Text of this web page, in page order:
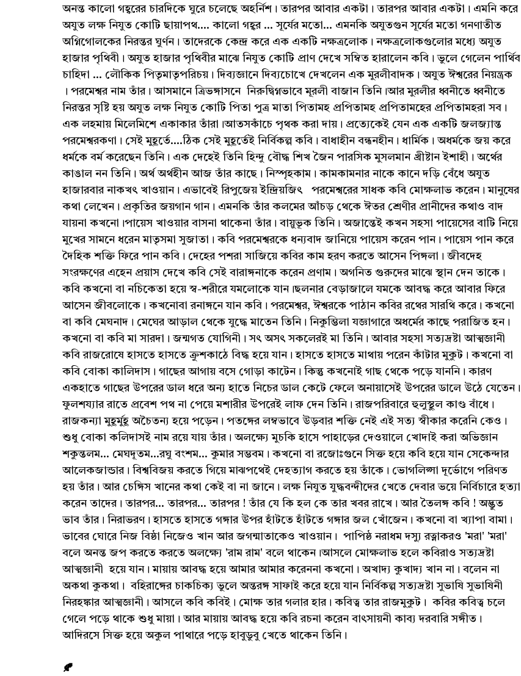
অনন্ত কালো গহ্বরের চারদিকে ঘুরে চলেছে অহর্নিশ। তারপর আবার একটা। তারপর আবার একটা। এমনি করে
অযুত লক্ষ নিযুত কোটি ছায়াপথ.... কালো গহ্বর ... সূর্যের মতো... এমনকি অযুতগুন সূর্যের মতো গনণাতীত
অগ্নিগোলকের নিরন্তর ঘুর্ণন। তাদেরকে কেন্দ্র করে এক একটি নক্ষত্রলোক। নক্ষত্রলোকগুলোর মধ্যে অযুত
হাজার পৃথিবী। অযুত হাজার পৃথিবীর মাঝে নিযুত কোটি প্রাণ দেখে সম্বিত হারালেন কবি। ভুলে গেলেন পার্থিব
চাহিদা ... লৌকিক পিতৃমাতৃপরিচয়। দিব্যজ্ঞানে দিব্যচোখে দেখলেন এক মুরলীবাদক। অযুত ঈশ্বরের নিয়ন্ত্রক
। পরমেশ্বর নাম তাঁর। আসমানে ত্রিভঙ্গাসনে নিরুদ্বিগ্নভাবে মূরলী বাজান তিনি।আর মুরলীর ধ্বনীতে ধ্বনীতে
নিরন্তর সৃষ্টি হয় অযুত লক্ষ নিযুত কোটি পিতা পুত্র মাতা পিতামহ প্রপিতামহ প্রপিতামহের প্রপিতামহরা সব।
এক লহমায় মিলেমিশে একাকার তাঁরা।আতসকাঁচে পৃথক করা দায়। প্রত্যেকেই যেন এক একটি জলজ্যান্ত
পরমেশ্বরকণা। সেই মুহূর্তে....ঠিক সেই মুহূর্তেই নির্বিকল্প কবি। বাধাহীন বন্ধনহীন। ধার্মিক। অধর্মকে জয় করে
ধর্মকে বর্ম করেছেন তিনি। এক দেহেই তিনি হিন্দু বৌদ্ধ শিখ জৈন পারসিক মুসলমান খ্রীষ্টান ইশাহী। অর্থের
কাঙাল নন তিনি। অর্থ অর্থহীন আজ তাঁর কাছে। নিস্পৃহকাম। কামকামনার নাকে কানে দড়ি বেঁধে অযুত
হাজারবার নাকখৎ খাওয়ান। এভাবেই রিপুজেয় ইন্দ্রিয়জিৎ পরমেশ্বরের সাধক কবি মোক্ষলাভ করেন। মানুষের
কথা লেখেন। প্রকৃতির জয়গান গান। এমনকি তাঁর কলমের আঁচড় থেকে ঈতর শ্রেণীর প্রানীদের কথাও বাদ
যায়না কখনো।পায়েস খাওয়ার বাসনা থাকেনা তাঁর। বায়ুভূক তিনি। অজান্তেই কখন সহসা পায়েসের বাটি নিয়ে
মুখের সামনে ধরেন মাতৃসমা সুজাতা। কবি পরমেশ্বরকে ধন্যবাদ জানিয়ে পায়েস করেন পান। পায়েস পান করে
দৈহিক শক্তি ফিরে পান কবি। দেহের পশরা সাজিয়ে কবির কাম হরণ করতে আসেন পিঙ্গলা। জীবদেহ
সংরক্ষণের এহেন প্রয়াস দেখে কবি সেই বারাঙ্গনাকে করেন প্রণাম। অগনিত গুরুদের মাঝে স্থান দেন তাকে।
কবি কখনো বা নচিকেতা হয়ে স্ব-শরীরে যমলোকে যান।ছলনার বেড়াজালে যমকে আবদ্ধ করে আবার ফিরে
আসেন জীবলোকে। কখনোবা রনাঙ্গনে যান কবি। পরমেশ্বর, ঈশ্বরকে পাঠান কবির রথের সারথি করে। কখনো
বা কবি মেঘনাদ। মেঘের আড়াল থেকে যুদ্ধে মাতেন তিনি। নিকুম্ভিলা যজ্ঞাগারে অধর্মের কাছে পরাজিত হন।
কখনো বা কবি মা সারদা। জন্মগত যোগিনী। সৎ অসৎ সকলেরই মা তিনি। আবার সহসা সত্যদ্রষ্টা আত্মজ্ঞানী
কবি রাজরোষে হাসতে হাসতে ক্রুশকাঠে বিদ্ধ হয়ে যান। হাসতে হাসতে মাথায় পরেন কাঁটার মুকুট। কখনো বা
কবি বোকা কালিদাস। গাছের আগায় বসে গোড়া কাটেন। কিন্তু কখনোই গাছ থেকে পড়ে যাননি। কারণ
একহাতে গাছের উপরের ডাল ধরে অন্য হাতে নিচের ডাল কেটে ফেলে অনায়াসেই উপরের ডালে উঠে যেতেন।
ফুলশয্যার রাতে প্রবেশ পথ না পেয়ে মশারীর উপরেই লাফ দেন তিনি। রাজপরিবারে হুলুস্থুল কাণ্ড বাঁধে।
রাজকন্যা মুহূর্মুহূ অচৈতন্য হয়ে পড়েন। পতঙ্গের লম্বভাবে উড়বার শক্তি নেই এই সত্য স্বীকার করেনি কেও।
শুধু বোকা কলিদাসই নাম রয়ে যায় তাঁর। অলক্ষ্যে মুচকি হাসে পাহাড়ের দেওয়ালে খোদাই করা অভিজ্ঞান
শকুন্তলম... মেঘদূতম...রঘু বংশম... কুমার সম্ভবম। কখনো বা রজোঃগুনে সিক্ত হয়ে কবি হয়ে যান সেকেন্দার
আলেকজান্ডার। বিশ্ববিজয় করতে গিয়ে মাঝপথেই দেহত্যাগ করতে হয় তাঁকে। ভোগলিপ্সা দূর্ভোগে পরিণত
হয় তাঁর। আর চেঙ্গিস খানের কথা কেই বা না জানে। লক্ষ নিযুত যুদ্ধবন্দীদের খেতে দেবার ভয়ে নির্বিচারে হত্যা
করেন তাদের। তারপর... তারপর... তারপর ! তাঁর যে কি হল কে তার খবর রাখে। আর তৈলঙ্গ কবি ! অদ্ভুত
ভাব তাঁর। নিরাভরণ। হাসতে হাসতে গঙ্গার উপর হাঁটতে হাঁটতে গঙ্গার জল খোঁজেন। কখনো বা খ্যাপা বামা।
ভাবের ঘোরে নিজ বিষ্ঠা নিজেও খান আর জগন্মাতাকেও খাওয়ান। পাপিষ্ঠ নরাধম দস্যু রত্নাকরও 'মরা' 'মরা'
বলে অনন্ত জপ করতে করতে অলক্ষ্যে 'রাম রাম' বলে থাকেন।আসলে মোক্ষলাভ হলে কবিরাও সত্যদ্রষ্টা
আত্মজ্ঞানী হয়ে যান। মায়ায় আবদ্ধ হয়ে আমার আমার করেননা কখনো। অখাদ্য কুখাদ্য খান না। বলেন না
অকথা কুকথা। বহিরাঙ্গের চাকচিক্য ভুলে অন্তরঙ্গ সাফাই করে হয়ে যান নির্বিকল্প সত্যদ্রষ্টা সুভাষি সুভাষিনী
নিরহঙ্কার আত্মজ্ঞানী। আসলে কবি কবিই। মোক্ষ তার গলার হার। কবিত্ব তার রাজমুকুট। কবির কবিত্ব চলে
গেলে পড়ে থাকে শুধু মায়া। আর মায়ায় আবদ্ধ হয়ে কবি রচনা করেন বাৎসায়নী কাব্য দরবারি সঙ্গীত।
আদিরসে সিক্ত হয়ে অকুল পাথারে পড়ে হাবুডুবু খেতে থাকেন তিনি।
🍂